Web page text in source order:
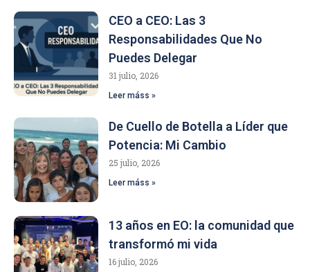
CEO a CEO: Las 3
Responsabilidades Que No
Puedes Delegar
31 julio, 2026
Leer máss »
De Cuello de Botella a Líder que
Potencia: Mi Cambio
25 julio, 2026
Leer máss »
13 años en EO: la comunidad que
transformó mi vida
16 julio, 2026